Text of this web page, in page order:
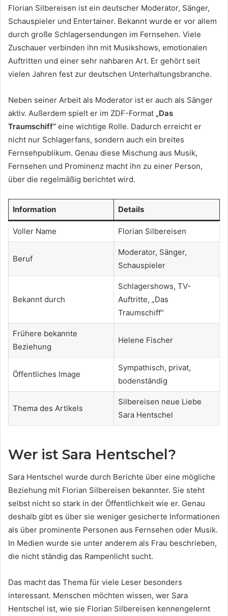
Florian Silbereisen ist ein deutscher Moderator, Sänger,
Schauspieler und Entertainer. Bekannt wurde er vor allem
durch große Schlagersendungen im Fernsehen. Viele
Zuschauer verbinden ihn mit Musikshows, emotionalen
Auftritten und einer sehr nahbaren Art. Er gehört seit
vielen Jahren fest zur deutschen Unterhaltungsbranche.
Neben seiner Arbeit als Moderator ist er auch als Sänger
aktiv. Außerdem spielt er im ZDF-Format „Das
Traumschiff“ eine wichtige Rolle. Dadurch erreicht er
nicht nur Schlagerfans, sondern auch ein breites
Fernsehpublikum. Genau diese Mischung aus Musik,
Fernsehen und Prominenz macht ihn zu einer Person,
über die regelmäßig berichtet wird.
Information Details
Voller Name Florian Silbereisen
Beruf
Moderator, Sänger,
Schauspieler
Bekannt durch
Schlagershows, TV-
Auftritte, „Das
Traumschiff“
Frühere bekannte
Beziehung
Helene Fischer
Öffentliches Image
Sympathisch, privat,
bodenständig
Thema des Artikels
Silbereisen neue Liebe
Sara Hentschel
Wer ist Sara Hentschel?
Sara Hentschel wurde durch Berichte über eine mögliche
Beziehung mit Florian Silbereisen bekannter. Sie steht
selbst nicht so stark in der Öffentlichkeit wie er. Genau
deshalb gibt es über sie weniger gesicherte Informationen
als über prominente Personen aus Fernsehen oder Musik.
In Medien wurde sie unter anderem als Frau beschrieben,
die nicht ständig das Rampenlicht sucht.
Das macht das Thema für viele Leser besonders
interessant. Menschen möchten wissen, wer Sara
Hentschel ist, wie sie Florian Silbereisen kennengelernt